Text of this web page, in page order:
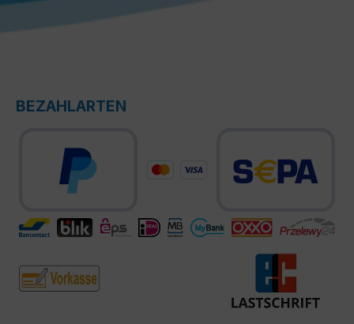
BEZAHLARTEN